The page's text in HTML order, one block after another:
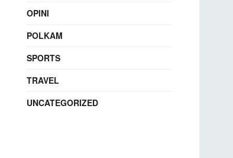
OPINI
POLKAM
SPORTS
TRAVEL
UNCATEGORIZED